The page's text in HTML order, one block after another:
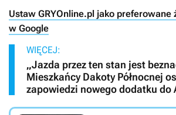
Ustaw GRYOnline.pl jako preferowane
w Google
WIĘCEJ:
„Jazda przez ten stan jest
Mieszkańcy Dakoty Północnej
zapowiedzi nowego dodatku do